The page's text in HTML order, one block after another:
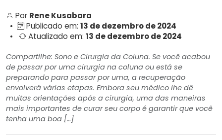
Por Rene Kusabara
•
Publicado em: 13 de dezembro de 2024
•
Atualizado em: 13 de dezembro de 2024
Compartilhe: Sono e Cirurgia da Coluna. Se você acabou
de passar por uma cirurgia na coluna ou está se
preparando para passar por uma, a recuperação
envolverá várias etapas. Embora seu médico lhe dê
muitas orientações após a cirurgia, uma das maneiras
mais importantes de curar seu corpo é garantir que você
tenha uma boa […]